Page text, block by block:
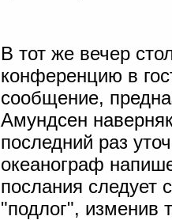
В тот же вечер
конференцию в
сообщение,
Амундсен
последний раз
океанограф
послания следует
"подлог", изменив